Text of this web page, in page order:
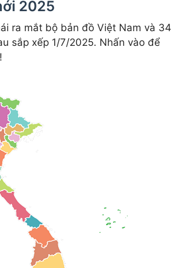
2025
ra mắt bộ bản đồ Việt Nam và 34
sắp xếp 1/7/2025. Nhấn vào để